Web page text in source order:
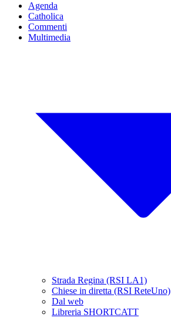
Agenda
Catholica
Commenti
Multimedia
Strada Regina (RSI LA1)
Chiese in diretta (RSI ReteUno)
Dal web
Libreria SHORTCATT